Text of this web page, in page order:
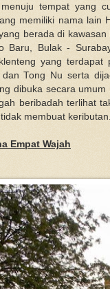
menuju tempat yang
memiliki nama lain
berada di
Baru, Bulak -
yang
Tong Nu serta
dibuka secara
beribadah terlihat
membuat keributan.
Empat Wajah